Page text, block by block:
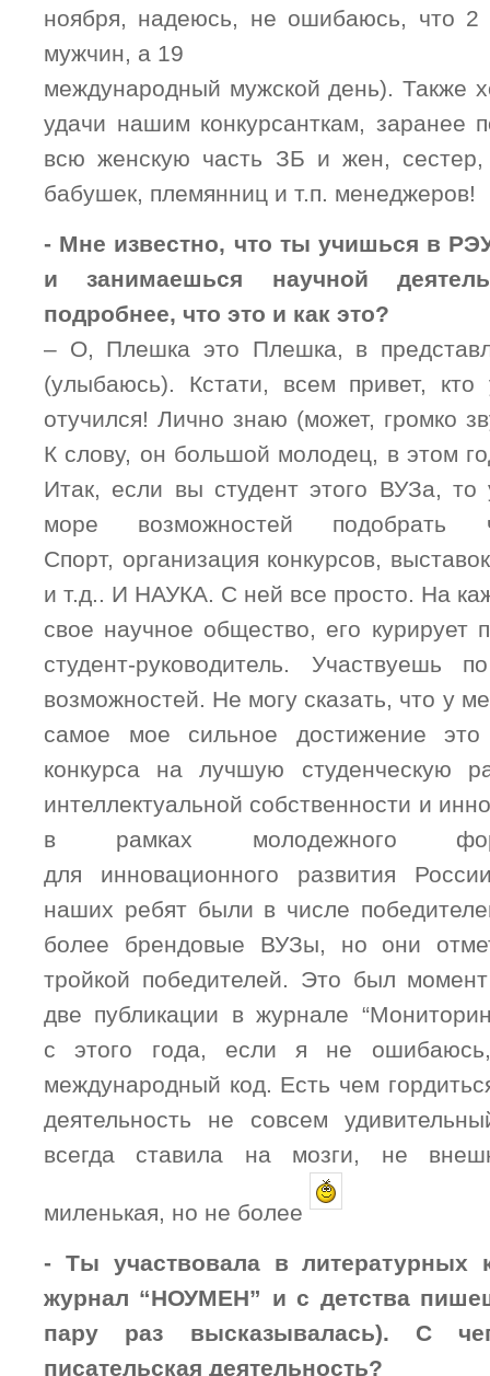
ноября, надеюсь, не ошибаюсь, что 2
мужчин, а 19
международный мужской день). Также
удачи нашим конкурсанткам, заранее
всю женскую часть ЗБ и жен,
бабушек, племянниц и т.п. менеджеров!
- Мне известно, что ты учишься в
и занимаешься научной
подробнее, что это и как это?
– О, Плешка это Плешка, в
(улыбаюсь). Кстати, всем привет,
отучился! Лично знаю (может, громко
К слову, он большой молодец, в этом
Итак, если вы студент этого ВУЗа, то
море возможностей
Спорт, организация конкурсов,
и т.д.. И НАУКА. С ней все просто. На
свое научное общество, его курирует
студент-руководитель.
возможностей. Не могу сказать, что у
самое мое сильное достижение это
конкурса на лучшую студенческую
интеллектуальной собственности и
в рамках молодежного
для инновационного развития
наших ребят были в числе
более брендовые ВУЗы, но они
тройкой победителей. Это был
две публикации в журнале
с этого года, если я не
международный код. Есть чем
деятельность не совсем
всегда ставила на мозги, не
миленькая, но не более
- Ты участвовала в литературных
журнал “НОУМЕН” и с детства
пару раз высказывалась). С
писательская деятельность?